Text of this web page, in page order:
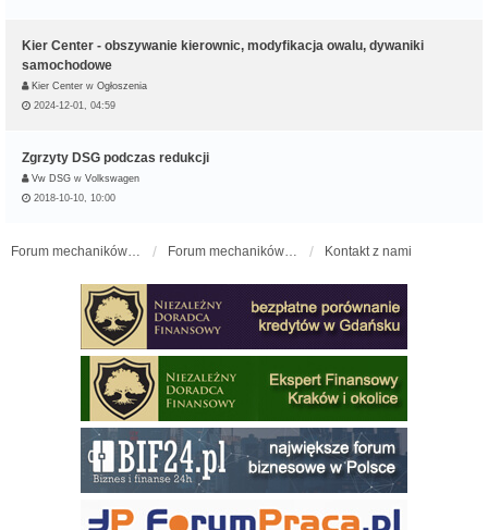
Kier Center - obszywanie kierownic, modyfikacja owalu, dywaniki
samochodowe
Kier Center w Ogłoszenia
2024-12-01, 04:59
Zgrzyty DSG podczas redukcji
Vw DSG w Volkswagen
2018-10-10, 10:00
Forum mechaników samochodowych - forum-mechaniczne.pl Forum mechaników samochodowych Kontakt z nami